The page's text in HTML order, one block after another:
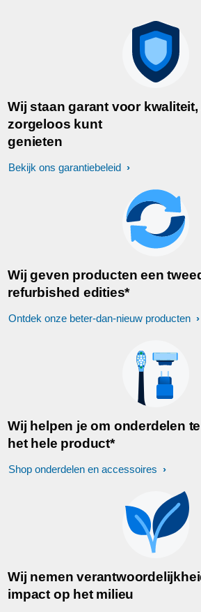
Wij staan garant voor kwaliteit,
zorgeloos kunt
genieten
Bekijk ons garantiebeleid
Wij geven producten een
refurbished edities*
Ontdek onze beter-dan-nieuw producten
Wij helpen je om onderdelen
het hele product*
Shop onderdelen en accessoires
Wij nemen
impact op het milieu